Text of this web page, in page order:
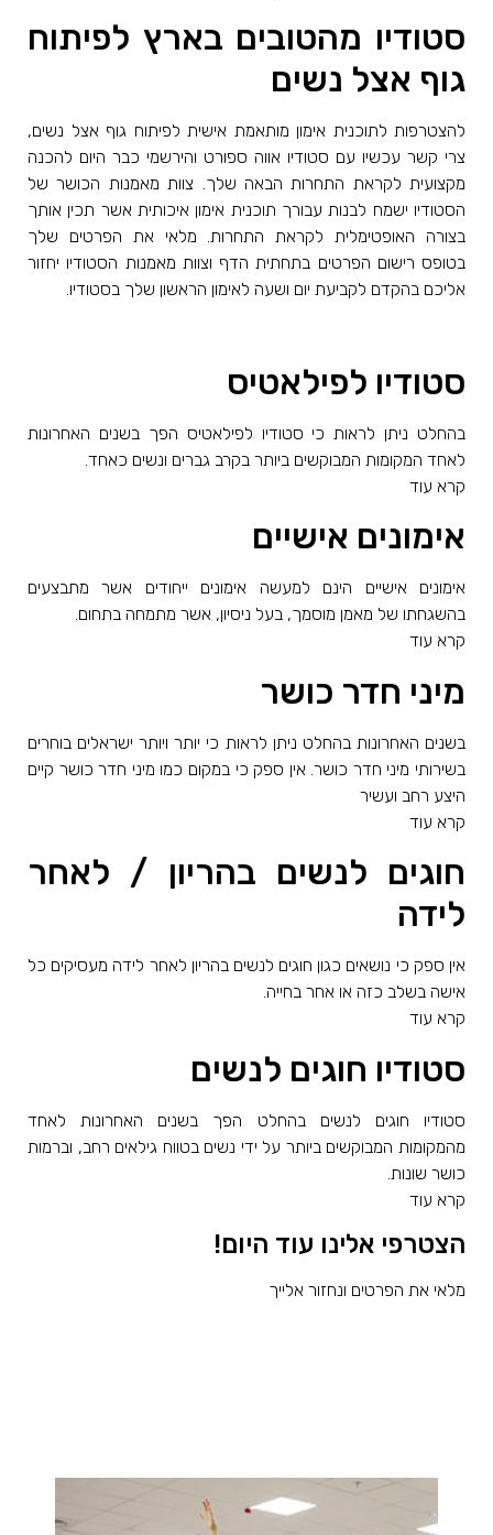
סטודיו מהטובים בארץ לפיתוח
גוף אצל נשים
להצטרפות לתוכנית אימון מותאמת אישית לפיתוח גוף אצל נשים,
צרי קשר עכשיו עם סטודיו אווה ספורט והירשמי כבר היום להכנה
מקצועית לקראת התחרות הבאה שלך. צוות מאמנות הכושר של
הסטודיו ישמח לבנות עבורך תוכנית אימון איכותית אשר תכין אותך
בצורה האופטימלית לקראת התחרות. מלאי את הפרטים שלך
בטופס רישום הפרטים בתחתית הדף וצוות מאמנות הסטודיו יחזור
אליכם בהקדם לקביעת יום ושעה לאימון הראשון שלך בסטודיו.
סטודיו לפילאטיס
בהחלט ניתן לראות כי סטודיו לפילאטיס הפך בשנים האחרונות
לאחד המקומות המבוקשים ביותר בקרב גברים ונשים כאחד.
קרא עוד
אימונים אישיים
אימונים אישיים הינם למעשה אימונים ייחודים אשר מתבצעים
בהשגחתו של מאמן מוסמך, בעל ניסיון, אשר מתמחה בתחום.
קרא עוד
מיני חדר כושר
בשנים האחרונות בהחלט ניתן לראות כי יותר ויותר ישראלים בוחרים
בשירותי מיני חדר כושר. אין ספק כי במקום כמו מיני חדר כושר קיים
היצע רחב ועשיר
קרא עוד
חוגים לנשים בהריון / לאחר
לידה
אין ספק כי נושאים כגון חוגים לנשים בהריון לאחר לידה מעסיקים כל
אישה בשלב כזה או אחר בחייה.
קרא עוד
סטודיו חוגים לנשים
סטודיו חוגים לנשים בהחלט הפך בשנים האחרונות לאחד
מהמקומות המבוקשים ביותר על ידי נשים בטווח גילאים רחב, וברמות
כושר שונות.
קרא עוד
הצטרפי אלינו עוד היום!
מלאי את הפרטים ונחזור אלייך